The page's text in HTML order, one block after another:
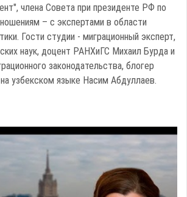
члена Совета при президенте РФ по
– с экспертами в области
Гости студии - миграционный эксперт,
наук, доцент РАНХиГС Михаил Бурда и
законодательства, блогер
узбекском языке Насим Абдуллаев.